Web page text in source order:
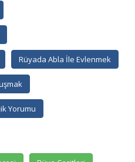
Rüyada Abla İle Evlenmek
Yorumu